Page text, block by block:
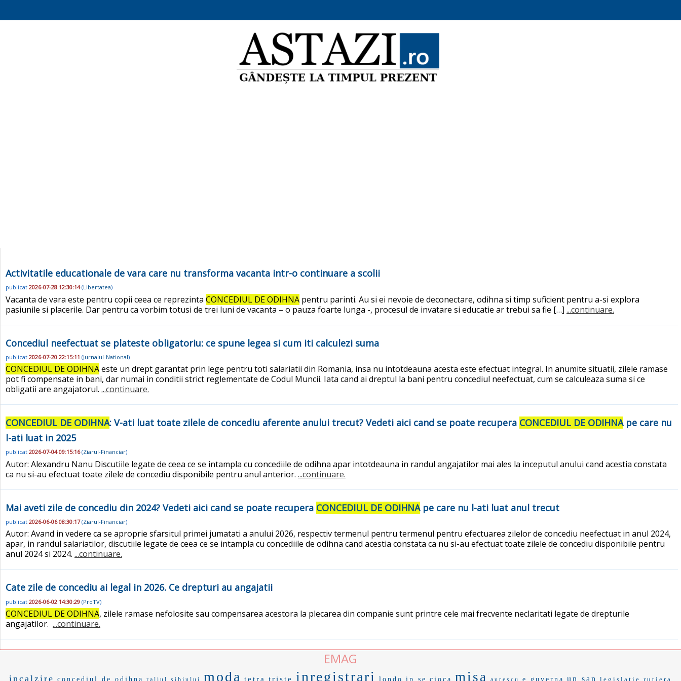
Activitatile educationale de vara care nu transforma vacanta intr-o continuare a scolii
publicat 2026-07-28 12:30:14(Libertatea)
Vacanta de vara este pentru copii ceea ce reprezinta CONCEDIUL DE ODIHNA pentru parinti. Au si ei nevoie de deconectare, odihna si timp suficient pentru a-si explora
pasiunile si placerile. Dar pentru ca vorbim totusi de trei luni de vacanta – o pauza foarte lunga -, procesul de invatare si educatie ar trebui sa fie […] ...continuare.
Concediul neefectuat se plateste obligatoriu: ce spune legea si cum iti calculezi suma
publicat 2026-07-20 22:15:11 (Jurnalul-National)
CONCEDIUL DE ODIHNAeste un drept garantat prin lege pentru toti salariatii din Romania, insa nu intotdeauna acesta este efectuat integral. In anumite situatii, zilele ramase
pot fi compensate in bani, dar numai in conditii strict reglementate de Codul Muncii. Iata cand ai dreptul la bani pentru concediul neefectuat, cum se calculeaza suma si ce
obligatii are angajatorul. ...continuare.
CONCEDIUL DE ODIHNA: V-ati luat toate zilele de concediu aferente anului trecut? Vedeti aici cand se poate recupera CONCEDIUL DE ODIHNApe care nu
l-ati luat in 2025
publicat 2026-07-04 09:15:16(Ziarul-Financiar)
Autor: Alexandru Nanu Discutiile legate de ceea ce se intampla cu concediile de odihna apar intotdeauna in randul angajatilor mai ales la inceputul anului cand acestia constata
ca nu si-au efectuat toate zilele de concediu disponibile pentru anul anterior. ...continuare.
Mai aveti zile de concediu din 2024? Vedeti aici cand se poate recupera CONCEDIUL DE ODIHNApe care nu l-ati luat anul trecut
publicat 2026-06-06 08:30:17(Ziarul-Financiar)
Autor: Avand in vedere ca se aproprie sfarsitul primei jumatati a anului 2026, respectiv termenul pentru termenul pentru efectuarea zilelor de concediu neefectuat in anul 2024,
apar, in randul salariatilor, discutiile legate de ceea ce se intampla cu concediile de odihna cand acestia constata ca nu si-au efectuat toate zilele de concediu disponibile pentru
anul 2024 si 2024. ...continuare.
Cate zile de concediu ai legal in 2026. Ce drepturi au angajatii
publicat 2026-06-02 14:30:29 (ProTV)
CONCEDIUL DE ODIHNA, zilele ramase nefolosite sau compensarea acestora la plecarea din companie sunt printre cele mai frecvente neclaritati legate de drepturile
angajatilor. ...continuare.
EMAG
incalzire concediul de odihna raliul sibiului moda tetra triste inregistrari londo ip se cioca misa aurescu e guverna un san legislatie rutiera